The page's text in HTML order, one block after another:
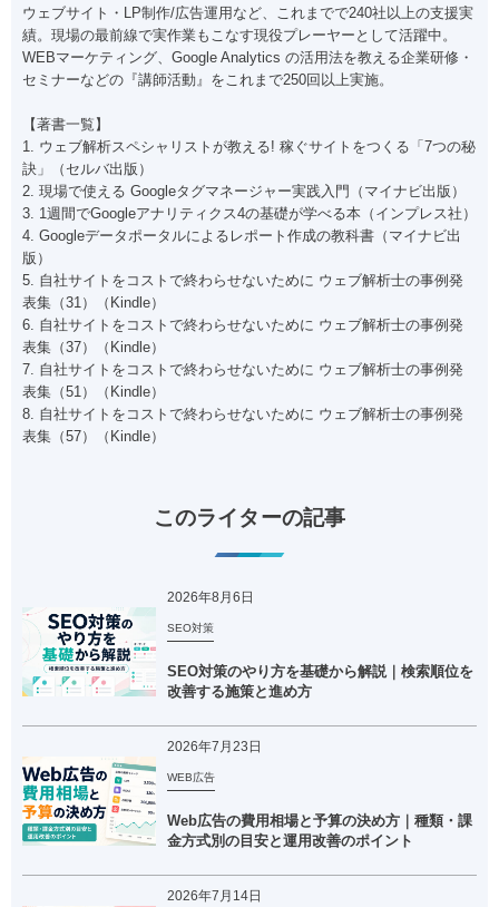
ウェブサイト・LP制作/広告運用など、これまでで240社以上の支援実
績。現場の最前線で実作業もこなす現役プレーヤーとして活躍中。
WEBマーケティング、Google Analytics の活用法を教える企業研修・
セミナーなどの『講師活動』をこれまで250回以上実施。
【著書一覧】
1. ウェブ解析スペシャリストが教える! 稼ぐサイトをつくる「7つの秘
訣」（セルバ出版）
2. 現場で使える Googleタグマネージャー実践入門（マイナビ出版）
3. 1週間でGoogleアナリティクス4の基礎が学べる本（インプレス社）
4. Googleデータポータルによるレポート作成の教科書（マイナビ出
版）
5. 自社サイトをコストで終わらせないために ウェブ解析士の事例発
表集（31）（Kindle）
6. 自社サイトをコストで終わらせないために ウェブ解析士の事例発
表集（37）（Kindle）
7. 自社サイトをコストで終わらせないために ウェブ解析士の事例発
表集（51）（Kindle）
8. 自社サイトをコストで終わらせないために ウェブ解析士の事例発
表集（57）（Kindle）
このライターの記事
2026年8月6日
SEO対策
SEO対策のやり方を基礎から解説｜検索順位を
改善する施策と進め方
2026年7月23日
WEB広告
Web広告の費用相場と予算の決め方｜種類・課
金方式別の目安と運用改善のポイント
2026年7月14日